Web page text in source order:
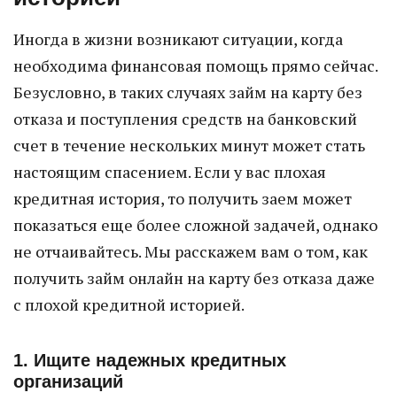
Иногда в жизни возникают ситуации, когда
необходима финансовая помощь прямо сейчас.
Безусловно, в таких случаях займ на карту без
отказа и поступления средств на банковский
счет в течение нескольких минут может стать
настоящим спасением. Если у вас плохая
кредитная история, то получить заем может
показаться еще более сложной задачей, однако
не отчаивайтесь. Мы расскажем вам о том, как
получить займ онлайн на карту без отказа даже
с плохой кредитной историей.
1. Ищите надежных кредитных
организаций